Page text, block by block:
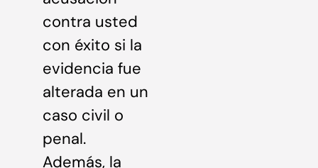
contra usted
con éxito si la
evidencia fue
alterada en un
caso civil o
penal.
Además, la